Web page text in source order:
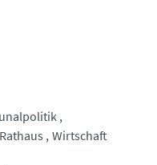
Rathaus Wirtschaft